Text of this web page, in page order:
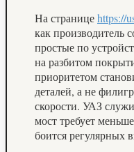
На страницеhttps://
как производитель
простые по
на разбитом
приоритетом
деталей, а не
скорости. УАЗ
мост требует
боится регулярных